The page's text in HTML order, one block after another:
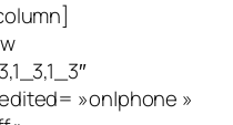
»on|phone »